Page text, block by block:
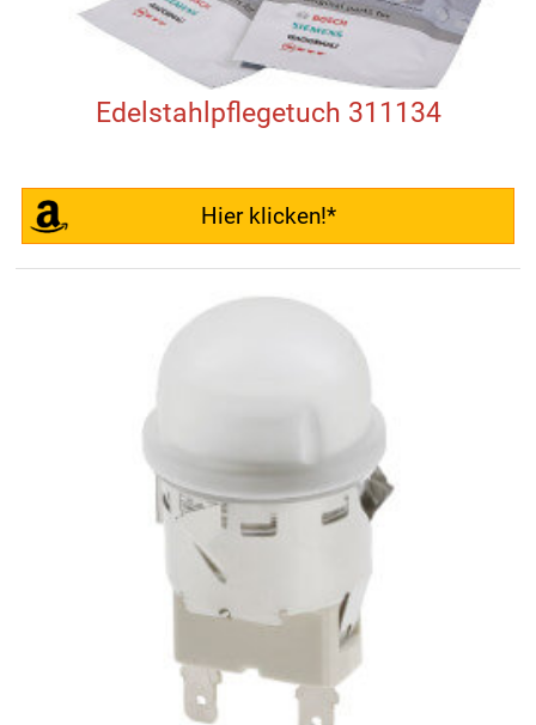
Edelstahlpflegetuch 311134
Hier klicken!*